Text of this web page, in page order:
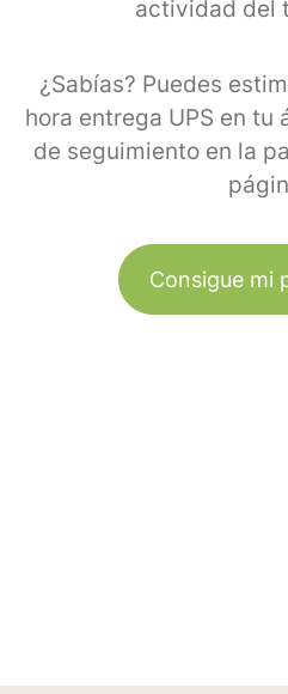
actividad del
¿Sabías? Puedes
hora entrega UPS en tu
de seguimiento en la
Consigue mi